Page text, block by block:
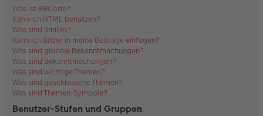
Was ist BBCode?
Kann ich HTML benutzen?
Was sind Smilies?
Kann ich Bilder in meine Beiträge einfügen?
Was sind globale Bekanntmachungen?
Was sind Bekanntmachungen?
Was sind wichtige Themen?
Was sind geschlossene Themen?
Was sind Themen-Symbole?
Benutzer-Stufen und Gruppen